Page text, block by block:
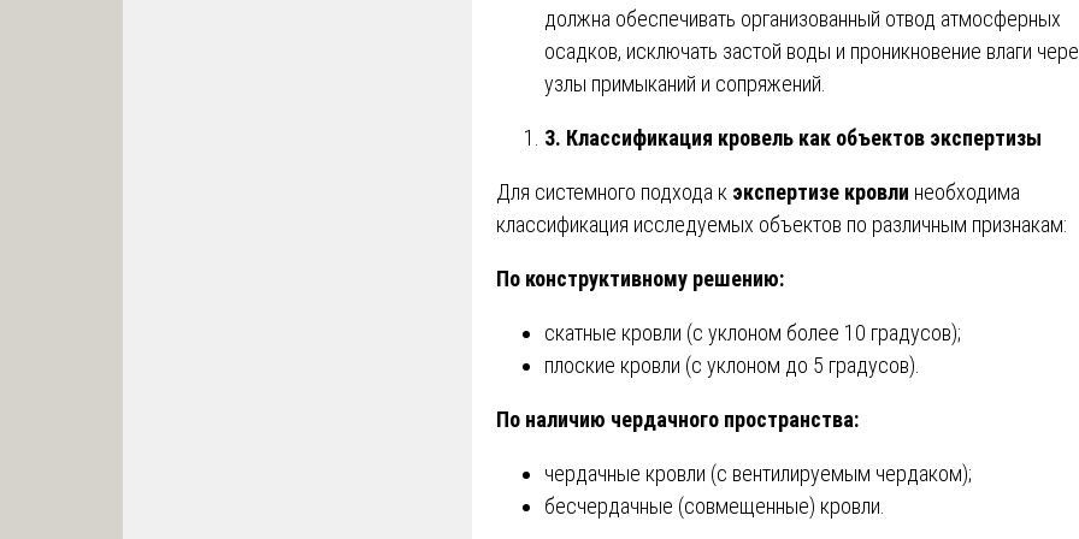
должна обеспечивать организованный отвод атмосферных
осадков, исключать застой воды и проникновение влаги
узлы примыканий и сопряжений.
3. Классификация кровель как объектов экспертизы
Для системного подхода к экспертизе кровли необходима
классификация исследуемых объектов по различным признакам:
По конструктивному решению:
скатные кровли (с уклоном более 10 градусов);
плоские кровли (с уклоном до 5 градусов).
По наличию чердачного пространства:
чердачные кровли (с вентилируемым чердаком);
бесчердачные (совмещенные) кровли.